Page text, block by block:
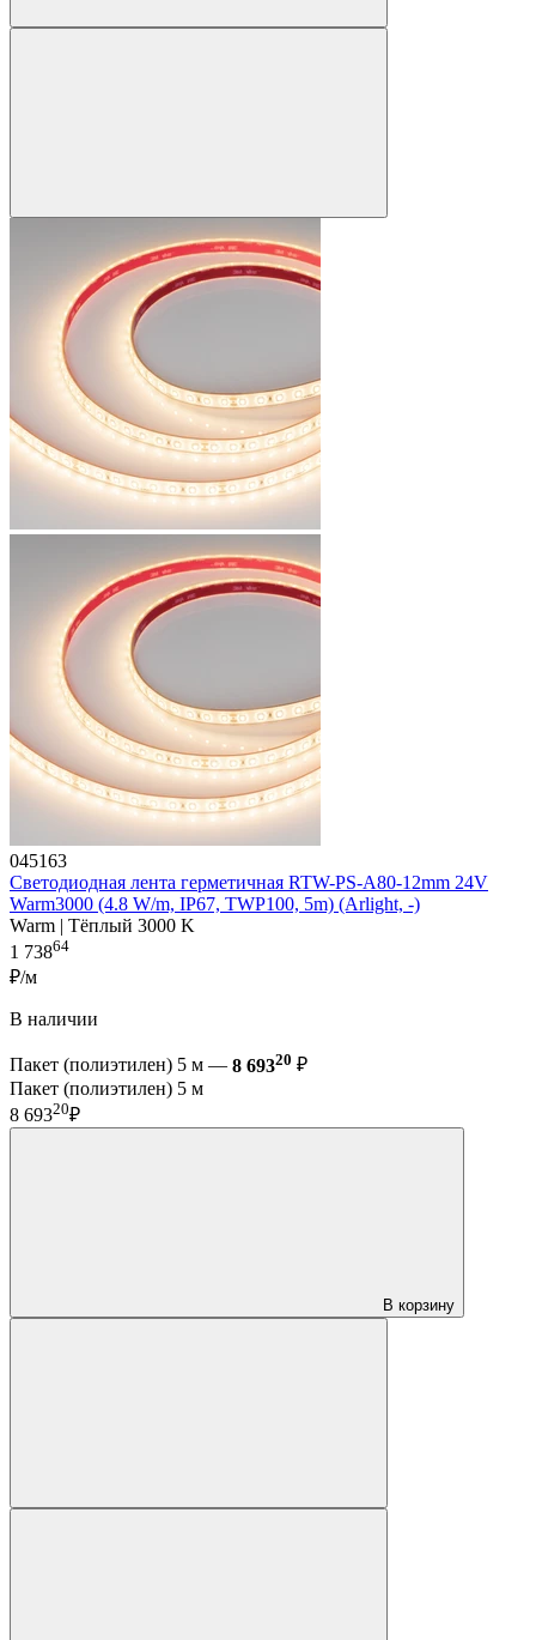
045163
Светодиодная лента герметичная RTW-PS-A80-12mm 24V
Warm3000 (4.8 W/m, IP67, TWP100, 5m) (Arlight, -)
Warm | Тёплый 3000 K
1 73864
₽/м
В наличии
Пакет (полиэтилен) 5 м — 8 69320 ₽
Пакет (полиэтилен) 5 м
8 69320₽
В корзину